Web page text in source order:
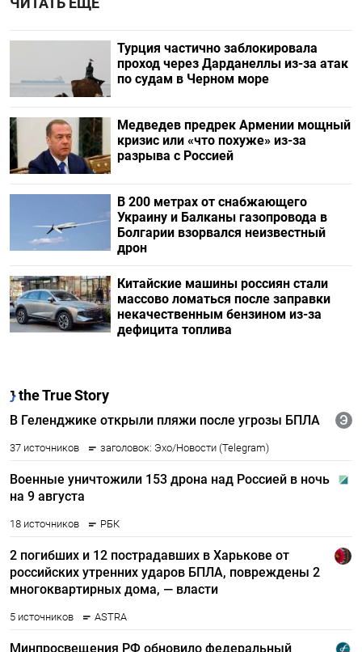
Турция частично заблокировала
проход через Дарданеллы из-за атак
по судам в Черном море
Медведев предрек Армении мощный
кризис или «что похуже» из-за
разрыва с Россией
В 200 метрах от снабжающего
Украину и Балканы газопровода в
Болгарии взорвался неизвестный
дрон
Китайские машины россиян стали
массово ломаться после заправки
некачественным бензином из-за
дефицита топлива